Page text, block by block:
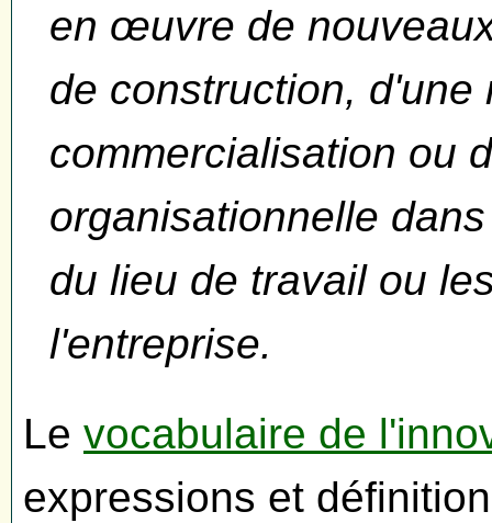
en œuvre de
de construction,
commercialisation ou
organisationnelle
du lieu de travail ou
l'entreprise.
Le vocabulaire de
expressions et